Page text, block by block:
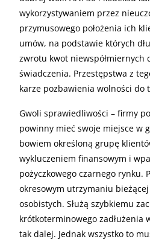
wykorzystywaniem przez
przymusowego położenia ich
umów, na podstawie których
zwrotu kwot niewspółmiernych
świadczenia. Przestępstwa z
karze pozbawienia wolności do
Gwoli sprawiedliwości – firmy
powinny mieć swoje miejsce w
bowiem określoną grupę
wykluczeniem finansowym i
pożyczkowego czarnego rynku.
okresowym utrzymaniu
osobistych. Służą szybkiemu
krótkoterminowego zadłużenia
tak dalej. Jednak wszystko to